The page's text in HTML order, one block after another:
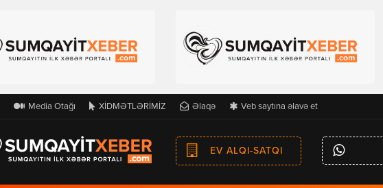
Media Otağı XİDMƏTLƏRİMİZ Əlaqə Veb saytına əlavə et
EV ALQI-SATQI